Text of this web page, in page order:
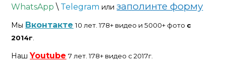
WhatsApp \ Telegramилизаполинте форму
Мы Вконтакте 10 лет. 178+ видео и 5000+ фото с
2014г.
НашYoutube 7 лет.178+ видео с 2017г.